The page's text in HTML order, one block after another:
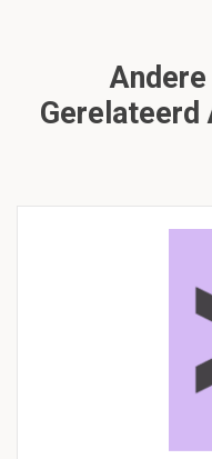
Gerelateerd